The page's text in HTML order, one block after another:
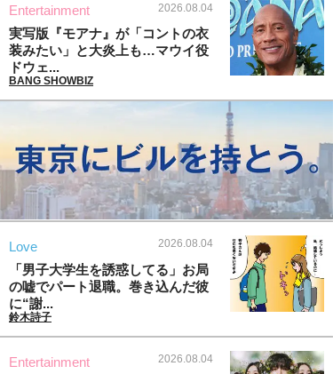
Entertainment 2026.08.04
実写版『モアナ』が「コントの衣
装みたい」と大炎上も…マウイ役
ドウェ...
BANG SHOWBIZ
Love 2026.08.04
「男子大学生を誘惑してる」お局
の嘘でパート退職。巻き込んだ彼
に“謝...
鈴木詩子
Entertainment 2026.08.04